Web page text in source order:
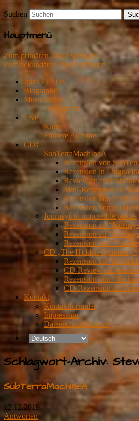
Suchen
Hauptmenü
Zum primären Inhalt springen
Zum sekundären Inhalt springen
Infos / FAQs
Biographie
Musik hören
Diskografie
Live
Karte
Frühere Auftritte
CDs
SubTerraMachIneA
Rezension von
Rezension in Lingua
Review en francais
Mini-Rezension auf
Rezension von
Rezension von
Journeys to impossible places
Rezension zu
Rezension zu
Rezension von
CD „The Hidden Symmetry“
Rezension zu “the
CD-Review auf
Rezension von “the
CD-Rezension im
Kontakt
Kontaktformular
Impressum
Datenschutzerklärung
Schlagwort-Archiv:
SubTerraMachIneA
12.12.2019
Antworten